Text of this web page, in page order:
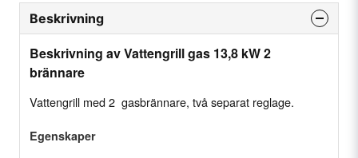
Beskrivning
Beskrivning av Vattengrill gas 13,8 kW 2
brännare
Vattengrill med 2 gasbrännare, två separat reglage.
Egenskaper